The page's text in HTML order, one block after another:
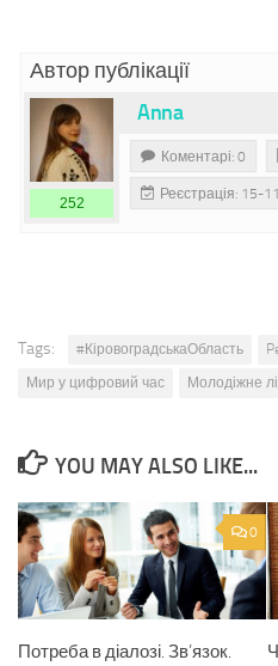
Автор публікації
Anna
252
Коментарі: 0
Реєстрація: 15-
Tags: #КіровоградськаОбласть
Мир у цифровий час
Молодіжне
YOU MAY ALSO LIKE...
0
Потреба в діалозі. Зв’язок.